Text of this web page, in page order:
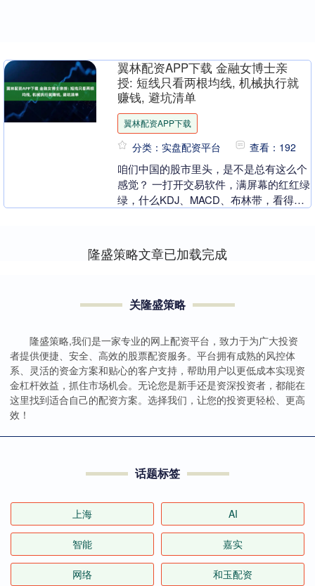
翼林配资APP下载 金融女博士亲
授: 短线只看两根均线, 机械执行就
赚钱, 避坑清单
翼林配资APP下载
分类：实盘配资平台 查看：192
咱们中国的股市里头，是不是总有这么个
感觉？ 一打开交易软件，满屏幕的红红绿
绿，什么KDJ、MACD、布林带，看得人
隆盛策略文章已加载完成
关隆盛策略
隆盛策略,我们是一家专业的网上配资平台，致力于为广大投资
者提供便捷、安全、高效的股票配资服务。平台拥有成熟的风控体
系、灵活的资金方案和贴心的客户支持，帮助用户以更低成本实现资
金杠杆效益，抓住市场机会。无论您是新手还是资深投资者，都能在
这里找到适合自己的配资方案。选择我们，让您的投资更轻松、更高
效！
话题标签
上海 AI
智能 嘉实
网络 和玉配资